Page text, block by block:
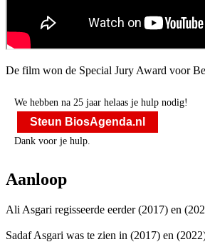
De film won de Special Jury Award voor
We hebben na 25 jaar helaas je hulp nodig!
Steun BiosAgenda.nl
Dank voor je hulp.
Aanloop
Ali Asgari regisseerde eerder(2017) en
Sadaf Asgari was te zien in (2017) en